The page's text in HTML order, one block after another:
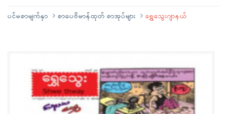
ပင်မစာမျက်နှာ စာပေဗိမာန်ထုတ် စာအုပ်များ ရွှေသွေးဂျာနယ်